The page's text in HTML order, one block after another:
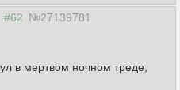
#62 №27139781
в мертвом ночном треде,